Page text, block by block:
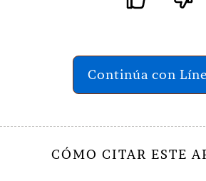
Continúa con
CÓMO CITAR ESTE